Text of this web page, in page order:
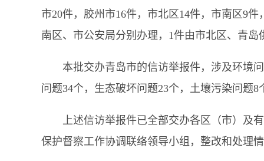
市20件，胶州市16件，市北区14件，市南区9
南区、市公安局分别办理，1件由市北区、青岛
本批交办青岛市的信访举报件，涉及环境
问题34个，生态破坏问题23个，土壤污染问题
上述信访举报件已全部交办各区（市）及
保护督察工作协调联络领导小组，整改和处理